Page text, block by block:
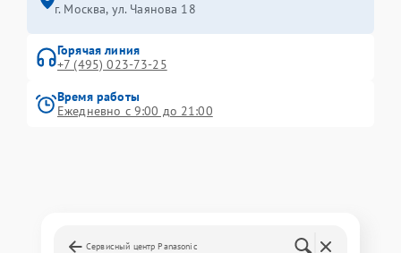
г. Москва, ул. Чаянова 18
Горячая линия
+7 (495) 023-73-25
Время работы
Ежедневно с 9:00 до 21:00
Сервисный центр Panasonic